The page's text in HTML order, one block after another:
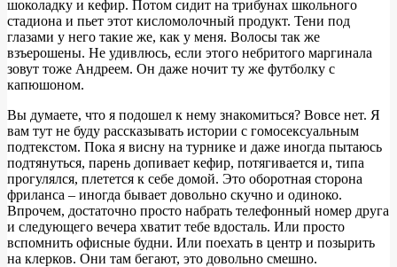
шоколадку и кефир. Потом сидит на трибунах школьного
стадиона и пьет этот кисломолочный продукт. Тени под
глазами у него такие же, как у меня. Волосы так же
взъерошены. Не удивлюсь, если этого небритого маргинала
зовут тоже Андреем. Он даже ночит ту же футболку с
капюшоном.
Вы думаете, что я подошел к нему знакомиться? Вовсе нет. Я
вам тут не буду рассказывать истории с гомосексуальным
подтекстом. Пока я висну на турнике и даже иногда пытаюсь
подтянуться, парень допивает кефир, потягивается и, типа
прогулялся, плетется к себе домой. Это оборотная сторона
фриланса – иногда бывает довольно скучно и одиноко.
Впрочем, достаточно просто набрать телефонный номер друга
и следующего вечера хватит тебе вдосталь. Или просто
вспомнить офисные будни. Или поехать в центр и позырить
на клерков. Они там бегают, это довольно смешно.